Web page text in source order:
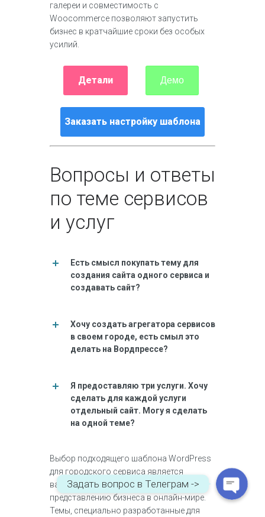
галереи и совместимость с
Woocommerce позволяют запустить
бизнес в кратчайшие сроки без особых
усилий.
Детали Демо
Заказать настройку шаблона
Вопросы и ответы
по теме сервисов
и услуг
Есть смысл покупать тему для
создания сайта одного сервиса и
создавать сайт?
Хочу создать агрегатора сервисов
в своем городе, есть смыл это
делать на Вордпрессе?
Я предоставляю три услуги. Хочу
сделать для каждой услуги
отдельный сайт. Могу я сделать
на одной теме?
Выбор подходящего шаблона WordPress
для городского сервиса является
важным шагом на пути к успешному
представлению бизнеса в онлайн-мире.
Темы, специально разработанные для
Задать вопрос в Телеграм ->